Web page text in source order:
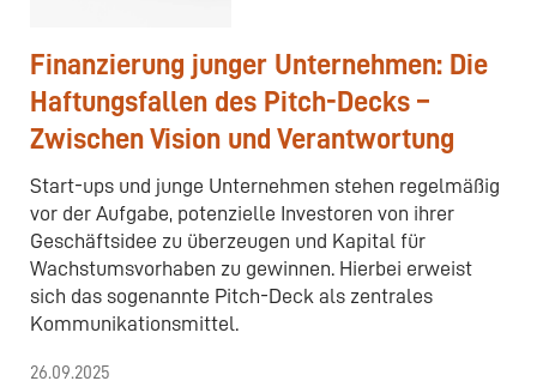
Finanzierung junger Unternehmen: Die
Haftungsfallen des Pitch-Decks –
Zwischen Vision und Verantwortung
Start-ups und junge Unternehmen stehen regelmäßig
vor der Aufgabe, potenzielle Investoren von ihrer
Geschäftsidee zu überzeugen und Kapital für
Wachstumsvorhaben zu gewinnen. Hierbei erweist
sich das sogenannte Pitch-Deck als zentrales
Kommunikationsmittel.
26.09.2025